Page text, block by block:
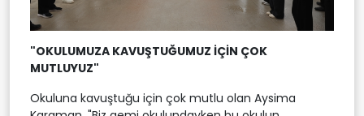
"OKULUMUZA KAVUŞTUĞUMUZ İÇİN ÇOK
MUTLUYUZ"
Okuluna kavuştuğu için çok mutlu olan Aysima